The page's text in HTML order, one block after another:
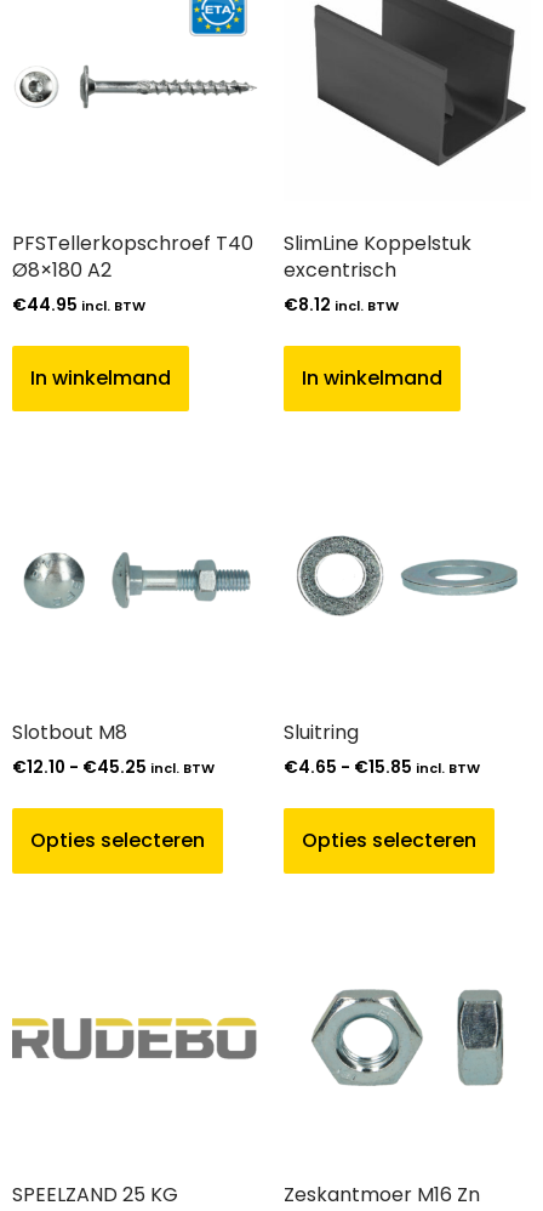
PFSTellerkopschroef T40
Ø8×180 A2
€44.95 incl. BTW
In winkelmand
SlimLine Koppelstuk
excentrisch
€8.12 incl. BTW
In winkelmand
Slotbout M8
€12.10 - €45.25 incl. BTW
Opties selecteren
Sluitring
€4.65 - €15.85 incl. BTW
Opties selecteren
SPEELZAND 25 KG Zeskantmoer M16 Zn